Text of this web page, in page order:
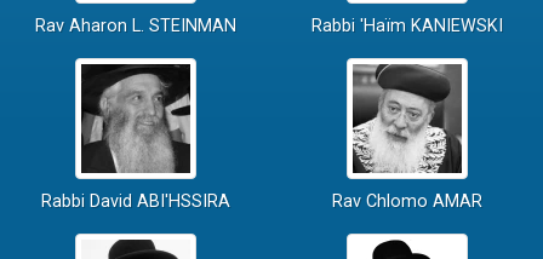
Rav Aharon L. STEINMAN Rabbi 'Haïm KANIEWSKI
Rabbi David ABI'HSSIRA Rav Chlomo AMAR